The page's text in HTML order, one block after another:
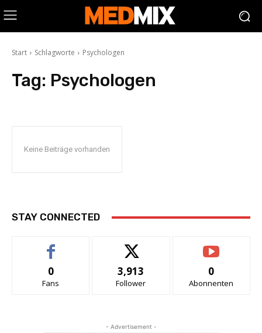
Start Schlagworte Psychologen
Tag: Psychologen
Keine Beiträge vorhanden
STAY CONNECTED
0
Fans
3,913
Follower
0
Abonnenten
- Advertisement -